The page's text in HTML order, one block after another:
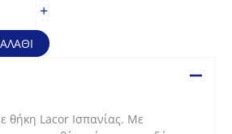
+
θήκη Lacor Ισπανίας. Με